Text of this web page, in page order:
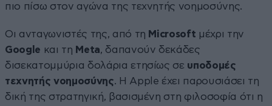
πιο πίσω στον αγώνα της τεχνητής νοημοσύνης.
Οι ανταγωνιστές της, από τη Microsoft μέχρι την
Google και τη Meta, δαπανούν δεκάδες
δισεκατομμύρια δολάρια ετησίως σε υποδομές
τεχνητής νοημοσύνης. Η Apple έχει παρουσιάσει τη
δική της στρατηγική, βασισμένη στη φιλοσοφία ότι η